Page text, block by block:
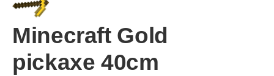
Minecraft Gold
pickaxe 40cm